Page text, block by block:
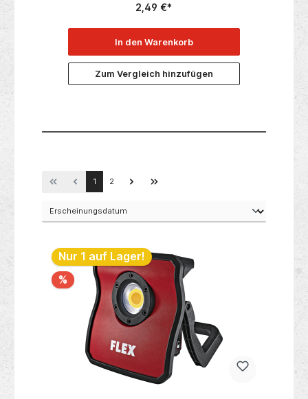
in
•
,
)-
2,49 €*
In den Warenkorb
Zum Vergleich hinzufügen
1 2
Nur 1 auf Lager!
%